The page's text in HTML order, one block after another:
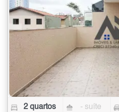
2 quartos - suíte